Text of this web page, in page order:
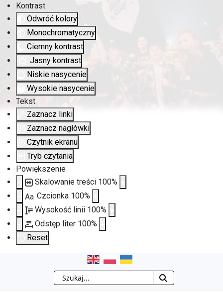
Kontrast
Odwróć kolory
Monochromatyczny
Ciemny kontrast
Jasny kontrast
Niskie nasycenie
Wysokie nasycenie
Tekst
Zaznacz linki
Zaznacz nagłówki
Czytnik ekranu
Tryb czytania
Powiększenie
Skalowanie treści 100%
Aa Czcionka 100%
Wysokość linii 100%
Odstęp liter 100%
Reset
Przejdź
Przejdź
Przejdź
PrzejdźSzukaj